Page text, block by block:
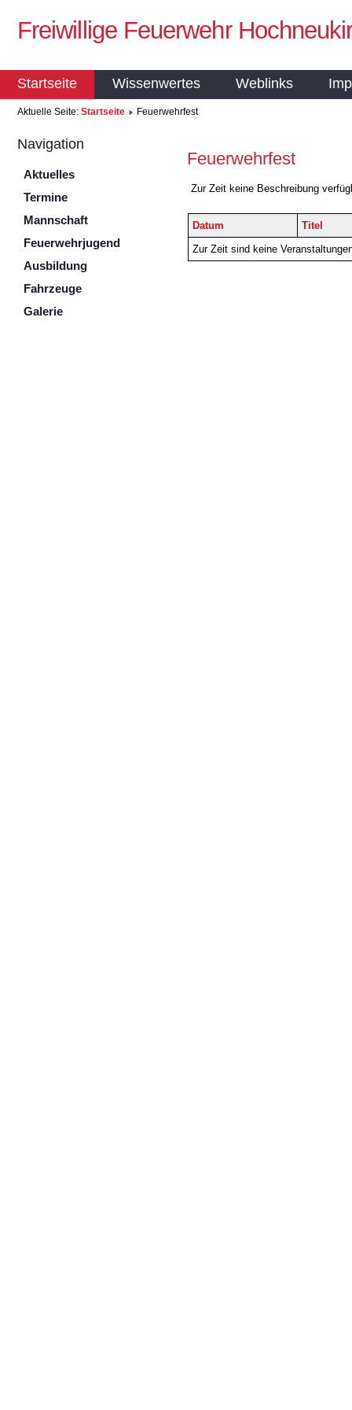
Freiwillige Feuerwehr
Startseite Wissenwertes Weblinks
Aktuelle Seite: Startseite Feuerwehrfest
Navigation
Aktuelles
Termine
Mannschaft
Feuerwehrjugend
Ausbildung
Fahrzeuge
Galerie
Feuerwehrfest
Zur Zeit keine Beschreibung
Datum
Titel
Zur Zeit sind keine